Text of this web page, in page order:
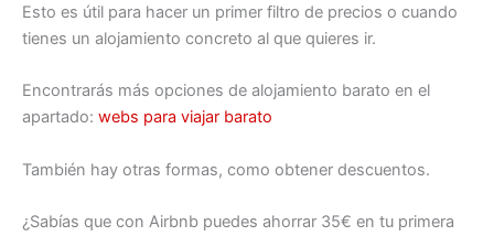
Esto es útil para hacer un primer filtro de precios o cuando
tienes un alojamiento concreto al que quieres ir.
Encontrarás más opciones de alojamiento barato en el
apartado: webs para viajar barato
También hay otras formas, como obtener descuentos.
¿Sabías que con Airbnb puedes ahorrar 35€ en tu primera